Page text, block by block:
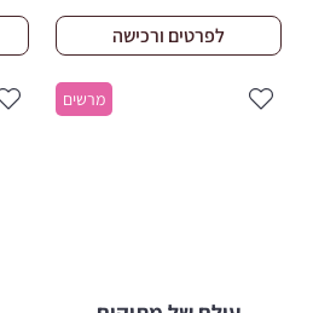
לפרטים ורכישה
מרשים